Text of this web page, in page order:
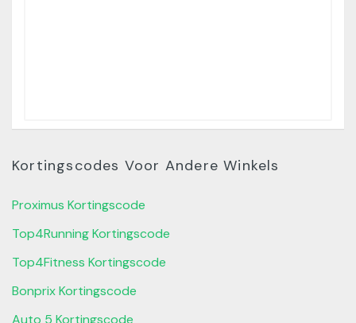
Kortingscodes Voor Andere Winkels
Proximus Kortingscode
Top4Running Kortingscode
Top4Fitness Kortingscode
Bonprix Kortingscode
Auto 5 Kortingscode